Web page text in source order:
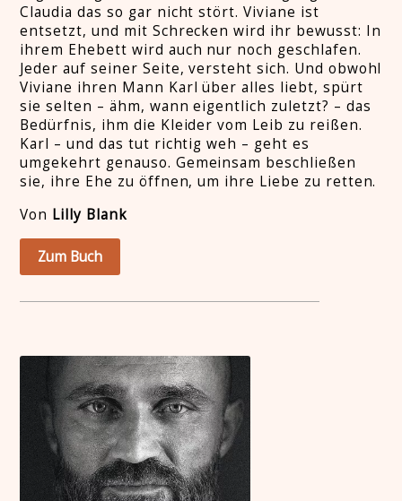
Claudia das so gar nicht stört. Viviane ist
entsetzt, und mit Schrecken wird ihr bewusst: In
ihrem Ehebett wird auch nur noch geschlafen.
Jeder auf seiner Seite, versteht sich. Und obwohl
Viviane ihren Mann Karl über alles liebt, spürt
sie selten – ähm, wann eigentlich zuletzt? – das
Bedürfnis, ihm die Kleider vom Leib zu reißen.
Karl – und das tut richtig weh – geht es
umgekehrt genauso. Gemeinsam beschließen
sie, ihre Ehe zu öffnen, um ihre Liebe zu retten.
Von Lilly Blank
Zum Buch